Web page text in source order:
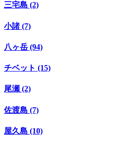
三宅島 (2)
小諸 (7)
八ヶ岳 (94)
チベット (15)
尾瀬 (2)
佐渡島 (7)
屋久島 (10)